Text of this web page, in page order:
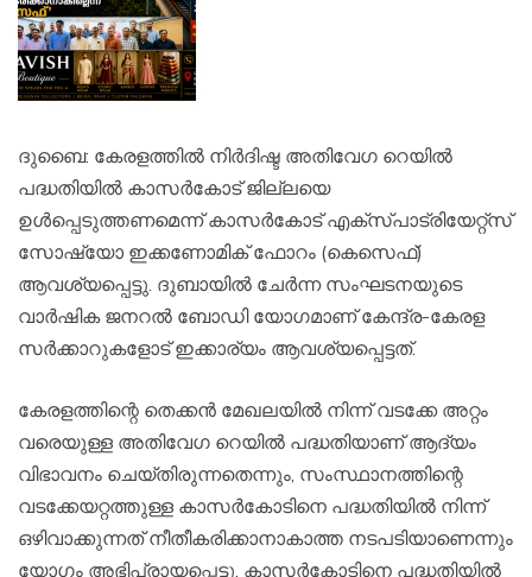
ദുബൈ: കേരളത്തിൽ നിർദിഷ്ട അതിവേഗ റെയിൽ
പദ്ധതിയിൽ കാസർകോട് ജില്ലയെ
ഉൾപ്പെടുത്തണമെന്ന് കാസർകോട് എക്സ്പാട്രിയേറ്റ്സ്
സോഷ്യോ ഇക്കണോമിക് ഫോറം (കെസെഫ്)
ആവശ്യപ്പെട്ടു. ദുബായിൽ ചേർന്ന സംഘടനയുടെ
വാർഷിക ജനറൽ ബോഡി യോഗമാണ് കേന്ദ്ര-കേരള
സർക്കാറുകളോട് ഇക്കാര്യം ആവശ്യപ്പെട്ടത്.
കേരളത്തിന്റെ തെക്കൻ മേഖലയിൽ നിന്ന് വടക്കേ അറ്റം
വരെയുള്ള അതിവേഗ റെയിൽ പദ്ധതിയാണ് ആദ്യം
വിഭാവനം ചെയ്തിരുന്നതെന്നും, സംസ്ഥാനത്തിന്റെ
വടക്കേയറ്റത്തുള്ള കാസർകോടിനെ പദ്ധതിയിൽ നിന്ന്
ഒഴിവാക്കുന്നത് നീതീകരിക്കാനാകാത്ത നടപടിയാണെന്നും
യോഗം അഭിപ്രായപ്പെട്ടു. കാസർകോടിനെ പദ്ധതിയിൽ